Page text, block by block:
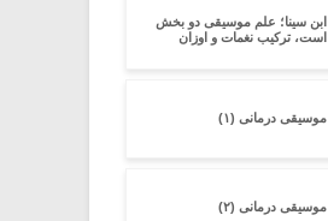
ابن سینا؛ علم موسیقی دو بخش
است، ترکیب نغمات و اوزان
موسیقی درمانی (۱)
موسیقی درمانی (۲)